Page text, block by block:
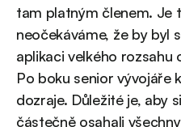
tam platným členem. Je
neočekáváme, že by byl
aplikaci velkého rozsahu
Po boku senior vývojáře
dozraje. Důležité je, aby
částečně osahali